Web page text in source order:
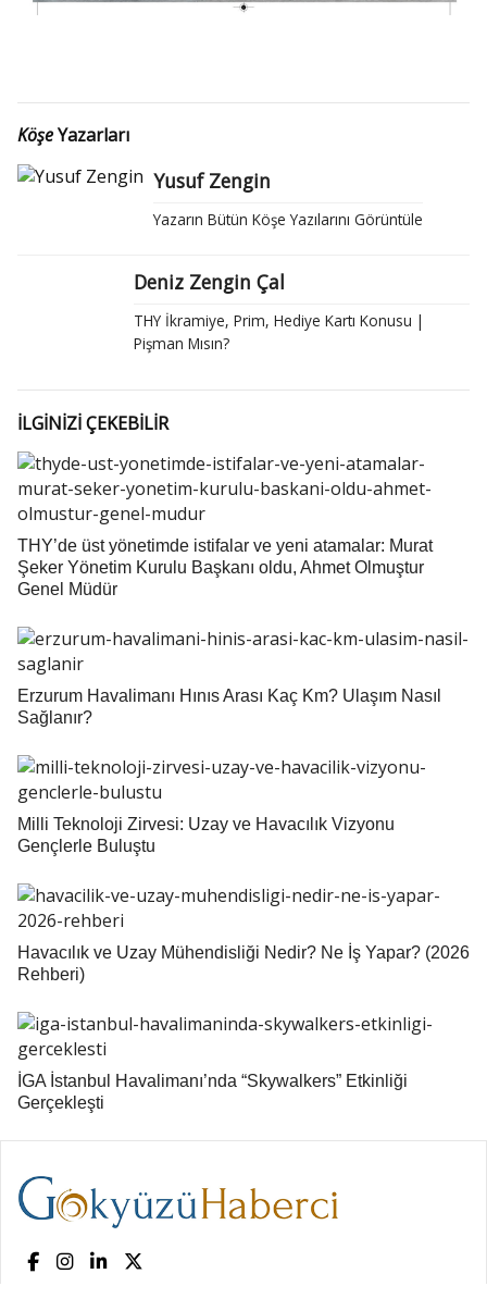
KöşeYazarları
Yusuf Zengin
Yazarın Bütün Köşe Yazılarını Görüntüle
Deniz Zengin Çal
THY İkramiye, Prim, Hediye Kartı Konusu |
Pişman Mısın?
İLGİNİZİ ÇEKEBİLİR
THY’de üst yönetimde istifalar ve yeni atamalar: Murat
Şeker Yönetim Kurulu Başkanı oldu, Ahmet Olmuştur
Genel Müdür
Erzurum Havalimanı Hınıs Arası Kaç Km? Ulaşım Nasıl
Sağlanır?
Milli Teknoloji Zirvesi: Uzay ve Havacılık Vizyonu
Gençlerle Buluştu
Havacılık ve Uzay Mühendisliği Nedir? Ne İş Yapar? (2026
Rehberi)
İGA İstanbul Havalimanı’nda “Skywalkers” Etkinliği
Gerçekleşti